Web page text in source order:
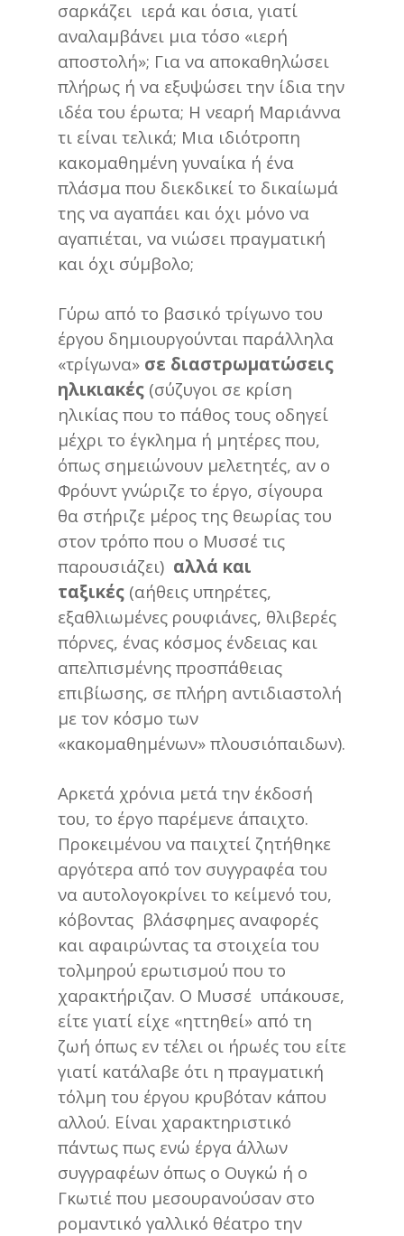
σαρκάζει ιερά και όσια, γιατί
αναλαμβάνει μια τόσο «ιερή
αποστολή»; Για να αποκαθηλώσει
πλήρως ή να εξυψώσει την ίδια την
ιδέα του έρωτα; Η νεαρή Μαριάννα
τι είναι τελικά; Μια ιδιότροπη
κακομαθημένη γυναίκα ή ένα
πλάσμα που διεκδικεί το δικαίωμά
της να αγαπάει και όχι μόνο να
αγαπιέται, να νιώσει πραγματική
και όχι σύμβολο;
Γύρω από το βασικό τρίγωνο του
έργου δημιουργούνται παράλληλα
«τρίγωνα» σε διαστρωματώσεις
ηλικιακές (σύζυγοι σε κρίση
ηλικίας που το πάθος τους οδηγεί
μέχρι το έγκλημα ή μητέρες που,
όπως σημειώνουν μελετητές, αν ο
Φρόυντ γνώριζε το έργο, σίγουρα
θα στήριζε μέρος της θεωρίας του
στον τρόπο που ο Μυσσέ τις
παρουσιάζει) αλλά και
ταξικές (αήθεις υπηρέτες,
εξαθλιωμένες ρουφιάνες, θλιβερές
πόρνες, ένας κόσμος ένδειας και
απελπισμένης προσπάθειας
επιβίωσης, σε πλήρη αντιδιαστολή
με τον κόσμο των
«κακομαθημένων» πλουσιόπαιδων).
Αρκετά χρόνια μετά την έκδοσή
του, το έργο παρέμενε άπαιχτο.
Προκειμένου να παιχτεί ζητήθηκε
αργότερα από τον συγγραφέα του
να αυτολογοκρίνει το κείμενό του,
κόβοντας βλάσφημες αναφορές
και αφαιρώντας τα στοιχεία του
τολμηρού ερωτισμού που το
χαρακτήριζαν. Ο Μυσσέ υπάκουσε,
είτε γιατί είχε «ηττηθεί» από τη
ζωή όπως εν τέλει οι ήρωές του είτε
γιατί κατάλαβε ότι η πραγματική
τόλμη του έργου κρυβόταν κάπου
αλλού. Είναι χαρακτηριστικό
πάντως πως ενώ έργα άλλων
συγγραφέων όπως ο Ουγκώ ή ο
Γκωτιέ που μεσουρανούσαν στο
ρομαντικό γαλλικό θέατρο την